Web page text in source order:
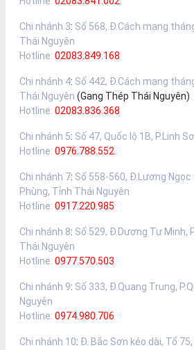
Chi nhánh 3: Số 568, Đ.Cách mạng
Thái Nguyên
Hotline: 02083.849.168
Chi nhánh 4: Số 442, Đ.Cách mạng
Thái Nguyên (Gang Thép Thái Nguyên)
Hotline: 02083.836.368
Chi nhánh 5: Số 47, Quốc lộ 1B, P.Linh
Hotline: 0976.788.552
Chi nhánh 7: Số 558-560, Đ.Lương Ngọc
Phùng, Tỉnh Thái Nguyên
Hotline: 0917.220.985
Chi nhánh 8: Số 529, Đ.Dương Tự Minh,
Thái Nguyên
Hotline: 0977.570.503
Chi nhánh 9: Số 333, Đ.Quang Trung,
Nguyên
Hotline: 0974.980.706
Chi nhánh 10: Đ. Bắc Sơn kéo dài, Tổ